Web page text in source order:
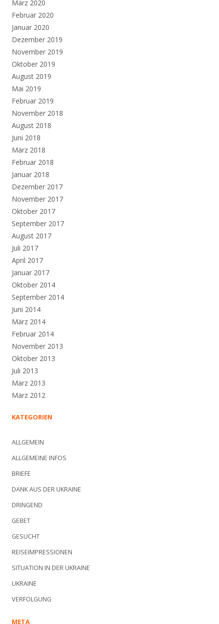
März 2020
Februar 2020
Januar 2020
Dezember 2019
November 2019
Oktober 2019
August 2019
Mai 2019
Februar 2019
November 2018
August 2018
Juni 2018
März 2018
Februar 2018
Januar 2018
Dezember 2017
November 2017
Oktober 2017
September 2017
August 2017
Juli 2017
April 2017
Januar 2017
Oktober 2014
September 2014
Juni 2014
März 2014
Februar 2014
November 2013
Oktober 2013
Juli 2013
März 2013
März 2012
KATEGORIEN
ALLGEMEIN
ALLGEMEINE INFOS
BRIEFE
DANK AUS DER UKRAINE
DRINGEND
GEBET
GESUCHT
REISEIMPRESSIONEN
SITUATION IN DER UKRAINE
UKRAINE
VERFOLGUNG
META